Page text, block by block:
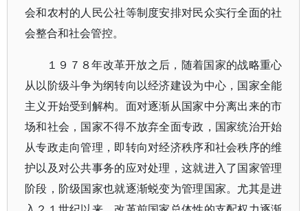
会和农村的人民公社等制度安排对民众实行全面的社
会整合和社会管控。
１９７８年改革开放之后，随着国家的战略重心
从以阶级斗争为纲转向以经济建设为中心，国家全能
主义开始受到解构。面对逐渐从国家中分离出来的市
场和社会，国家不得不放弃全面专政，国家统治开始
从专政走向管理，即转向对经济秩序和社会秩序的维
护以及对公共事务的应对处理，这就进入了国家管理
阶段，阶级国家也就逐渐蜕变为管理国家。尤其是进